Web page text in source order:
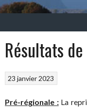
Résultats
23 janvier 2023
Pré-régionale :La